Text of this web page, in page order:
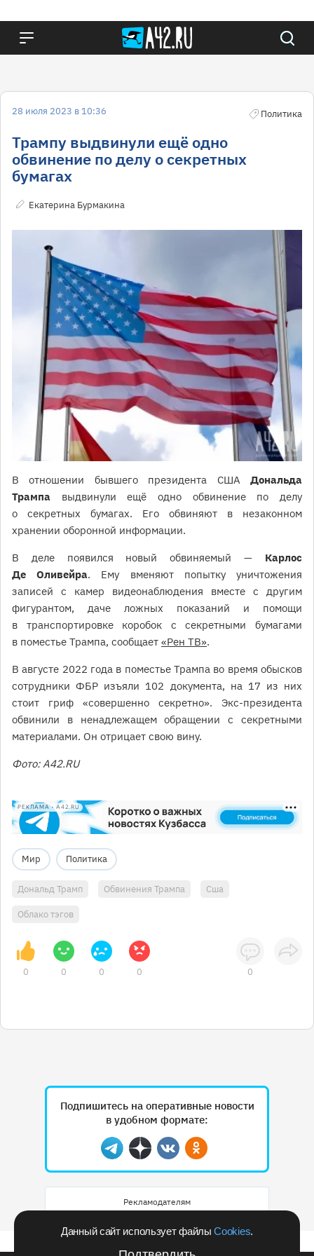
Данный сайт использует файлыCookies.
28 июля 2023 в 10:36 Политика
Трампу выдвинули ещё одно
обвинение по делу о секретных
бумагах
Екатерина Бурмакина
В отношении бывшего президента США Дональда
Трампа выдвинули ещё одно обвинение по делу
о секретных бумагах. Его обвиняют в незаконном
хранении оборонной информации.
В деле появился новый обвиняемый — Карлос
Де Оливейра. Ему вменяют попытку уничтожения
записей с камер видеонаблюдения вместе с другим
фигурантом, даче ложных показаний и помощи
в транспортировке коробок с секретными бумагами
в поместье Трампа, сообщает «Рен ТВ».
В августе 2022 года в поместье Трампа во время обысков
сотрудники ФБР изъяли 102 документа, на 17 из них
стоит гриф «совершенно секретно». Экс-президента
обвинили в ненадлежащем обращении с секретными
материалами. Он отрицает свою вину.
Фото: А42.RU
РЕКЛАМА • A42.RU
Мир Политика
Дональд Трамп Обвинения Трампа Сша
Облако тэгов
0 0 0 0 0
Подпишитесь на оперативные новости
в удобном формате:
Telegram
ДзенВконтактеОдноклассники
Рекламодателям